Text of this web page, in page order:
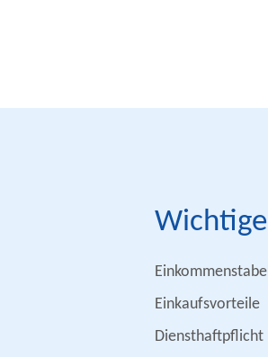
Einkaufsvorteile
Diensthaftpflicht